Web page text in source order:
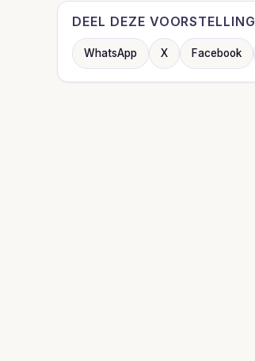
DEEL DEZE VOORSTELLING
WhatsApp X Facebook